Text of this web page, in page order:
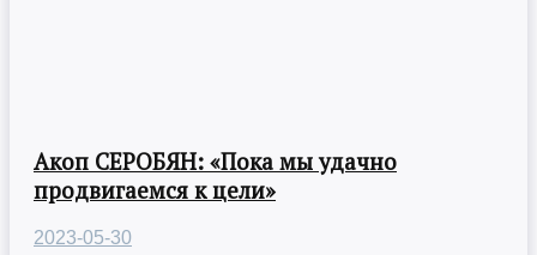
Акоп СЕРОБЯН: «Пока мы удачно
продвигаемся к цели»
2023-05-30